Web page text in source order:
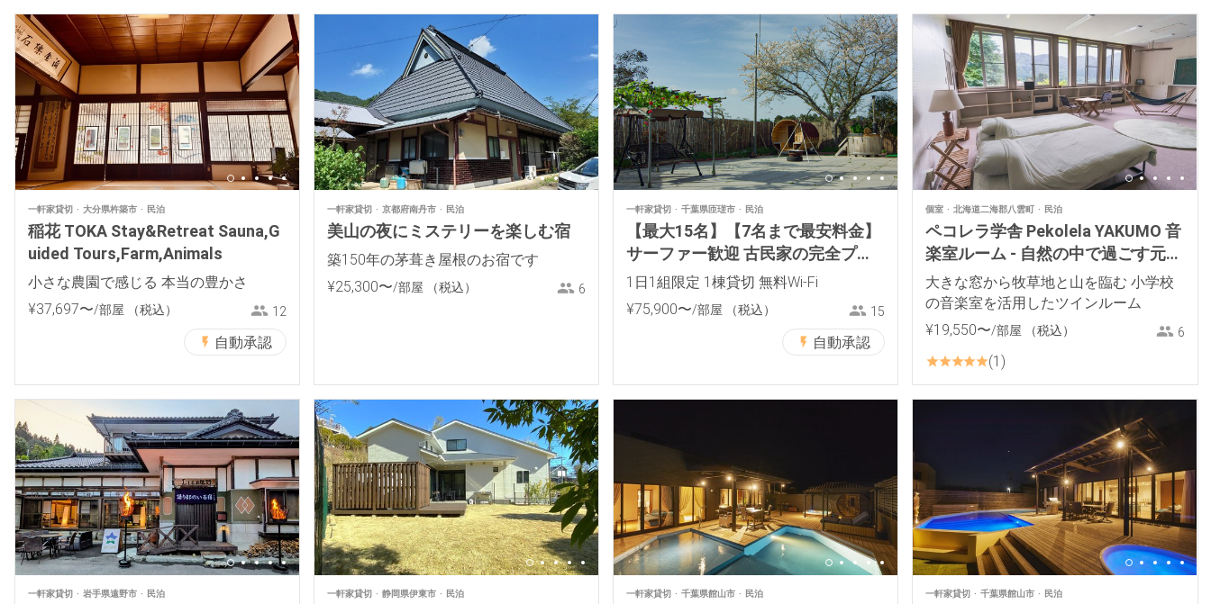
一軒家貸切 大分県杵築市 民泊
稲花 TOKA Stay&Retreat Sauna,G
uided Tours,Farm,Animals
小さな農園で感じる 本当の豊かさ
¥37,697〜/部屋 （税込） 12
自動承認
一軒家貸切 京都府南丹市 民泊
美山の夜にミステリーを楽しむ宿
築150年の茅葺き屋根のお宿です
¥25,300〜/部屋 （税込） 6
一軒家貸切 千葉県匝瑳市 民泊
【最大15名】【7名まで最安料金】
サーファー歓迎 古民家の完全プラ
イベート空間でBBQ・サウナ・露天
1日1組限定 1棟貸切 無料Wi-Fi
¥75,900〜/部屋 （税込） 15
自動承認
個室 北海道二海郡八雲町 民泊
ペコレラ学舎 Pekolela YAKUMO 音
楽室ルーム - 自然の中で過ごす元小
学校の宿
大きな窓から牧草地と山を臨む 小学校
の音楽室を活用したツインルーム
¥19,550〜/部屋 （税込） 6
1
一軒家貸切 岩手県遠野市 民泊 一軒家貸切 静岡県伊東市 民泊 一軒家貸切 千葉県館山市 民泊 一軒家貸切 千葉県館山市 民泊